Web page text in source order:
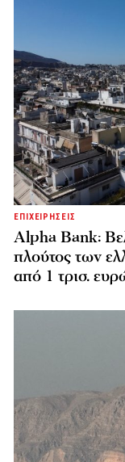
ΕΠΙΧΕΙΡΗΣΕΙΣ
Alpha Bank:
πλούτος των
από 1 τρισ.